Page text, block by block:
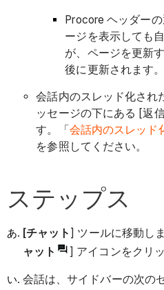
Procore ヘッダー
ージを表示しても
が、ページを更新
後に更新されます。
会話内のスレッド化され
ッセージの下にある [返
す。「 会話内のスレッド
を参照してください。
ステップス
[チャット ] ツールに移動し
ャット
] アイコンをクリ
会話は、サイドバーの次の